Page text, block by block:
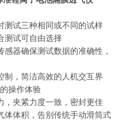
测试三种相同或不同的试样
测试可自由选择
感器确保测试数据的准确性，
制，简洁高效的人机交互界
操作体验
，夹紧力度一致，密封更佳
体体积，告别传统手动滑筒式